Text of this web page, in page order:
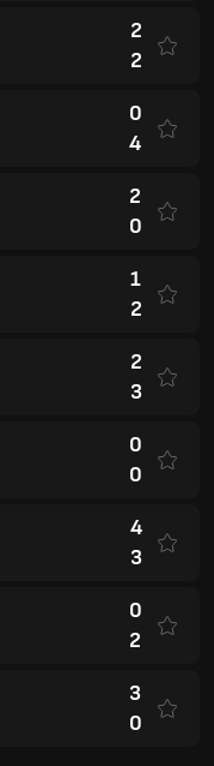
2
2
0
4
2
0
1
2
2
3
0
0
4
3
0
2
3
0